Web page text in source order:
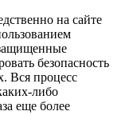
на сайте
безопасность
Вся процесс
либо
еще более